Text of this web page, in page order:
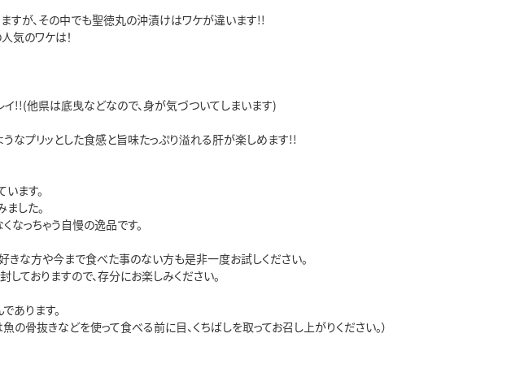
すが、その中でも聖徳丸の沖漬けはワケが違います!!
気のワケは！
イ!!(他県は底曳などなので、身が気づついてしまいます)
なプリッとした食感と旨味たっぷり溢れる肝が楽しめます!!
ます。
した。
っちゃう自慢の逸品です。
な方や今まで食べた事のない方も是非一度お試しください。
ておりますので、存分にお楽しみください。
あります。
骨抜きなどを使って食べる前に目、くちばしを取ってお召し上がりください。）